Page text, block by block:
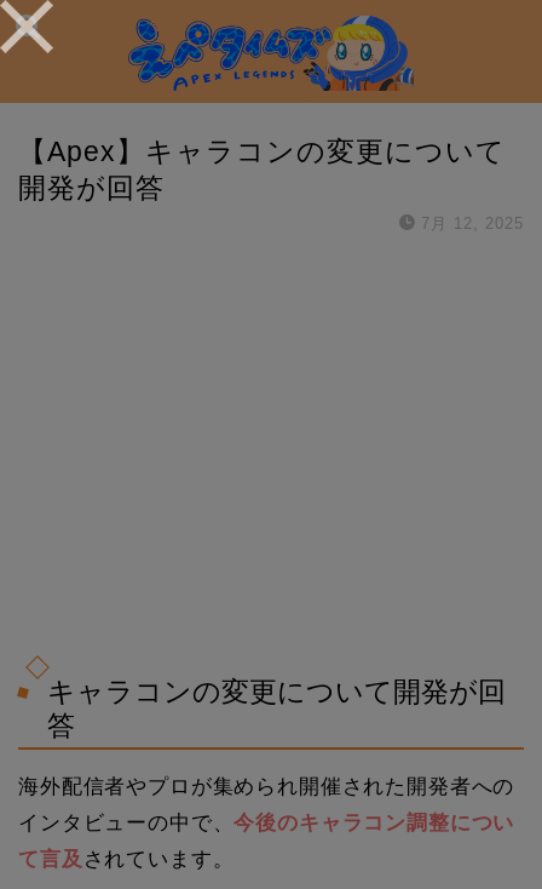
【Apex】キャラコンの変更について
開発が回答
7月 12, 2025
キャラコンの変更について開発が回
答
海外配信者やプロが集められ開催された開発者への
インタビューの中で、今後のキャラコン調整につい
て言及 されています。